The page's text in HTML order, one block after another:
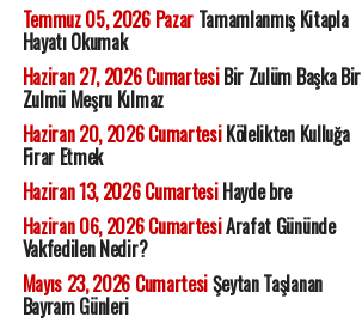
Temmuz 05, 2026 PazarTamamlanmış Kitapla
Hayatı Okumak
Haziran 27, 2026 CumartesiBir Zulüm Başka Bir
Zulmü Meşru Kılmaz
Haziran 20, 2026 CumartesiKölelikten Kulluğa
Firar Etmek
Haziran 13, 2026 CumartesiHayde bre
Haziran 06, 2026 CumartesiArafat Gününde
Vakfedilen Nedir?
Mayıs 23, 2026 CumartesiŞeytan Taşlanan
Bayram Günleri